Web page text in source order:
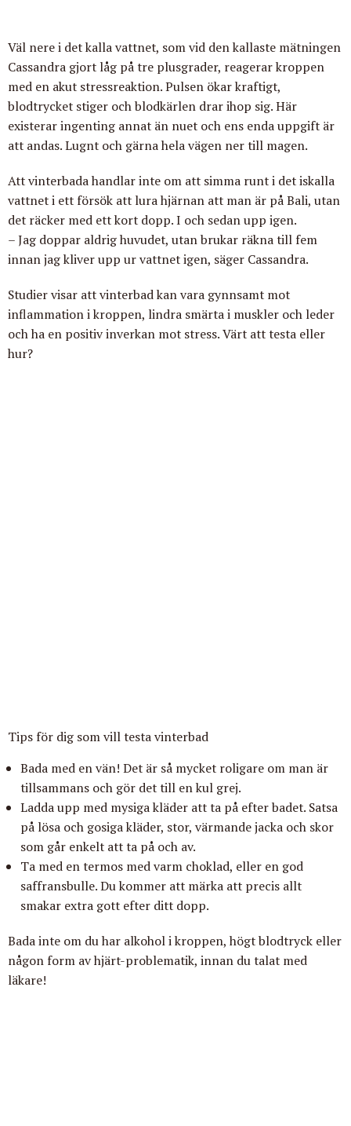
Väl nere i det kalla vattnet, som vid den kallaste mätningen
Cassandra gjort låg på tre plusgrader, reagerar kroppen
med en akut stressreaktion. Pulsen ökar kraftigt,
blodtrycket stiger och blodkärlen drar ihop sig. Här
existerar ingenting annat än nuet och ens enda uppgift är
att andas. Lugnt och gärna hela vägen ner till magen.
Att vinterbada handlar inte om att simma runt i det iskalla
vattnet i ett försök att lura hjärnan att man är på Bali, utan
det räcker med ett kort dopp. I och sedan upp igen.
– Jag doppar aldrig huvudet, utan brukar räkna till fem
innan jag kliver upp ur vattnet igen, säger Cassandra.
Studier visar att vinterbad kan vara gynnsamt mot
inflammation i kroppen, lindra smärta i muskler och leder
och ha en positiv inverkan mot stress. Värt att testa eller
hur?
Tips för dig som vill testa vinterbad
Bada med en vän! Det är så mycket roligare om man är
tillsammans och gör det till en kul grej.
Ladda upp med mysiga kläder att ta på efter badet. Satsa
på lösa och gosiga kläder, stor, värmande jacka och skor
som går enkelt att ta på och av.
Ta med en termos med varm choklad, eller en god
saffransbulle. Du kommer att märka att precis allt
smakar extra gott efter ditt dopp.
Bada inte om du har alkohol i kroppen, högt blodtryck eller
någon form av hjärt-problematik, innan du talat med
läkare!